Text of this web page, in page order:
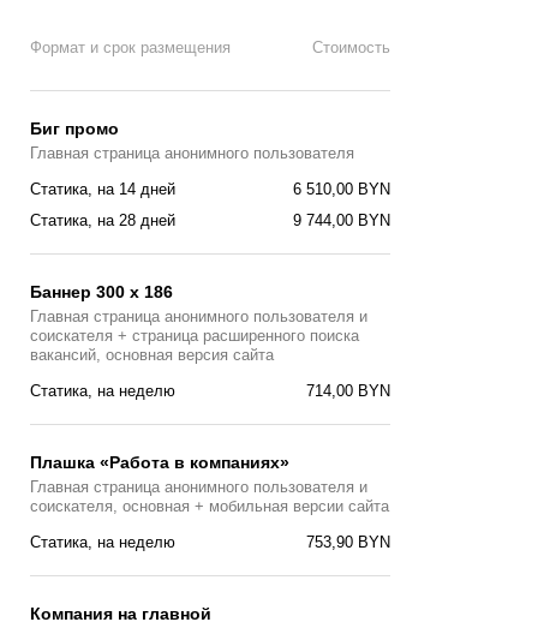
Формат и срок размещения Стоимость
Биг промо
Главная страница анонимного пользователя
6 510,00 BYN
Статика, на 14 дней
9 744,00 BYN
Статика, на 28 дней
Баннер 300 x 186
Главная страница анонимного пользователя и
соискателя + страница расширенного поиска
вакансий, основная версия сайта
714,00 BYN
Статика, на неделю
Плашка «Работа в компаниях»
Главная страница анонимного пользователя и
соискателя, основная + мобильная версии сайта
753,90 BYN
Статика, на неделю
Компания на главной